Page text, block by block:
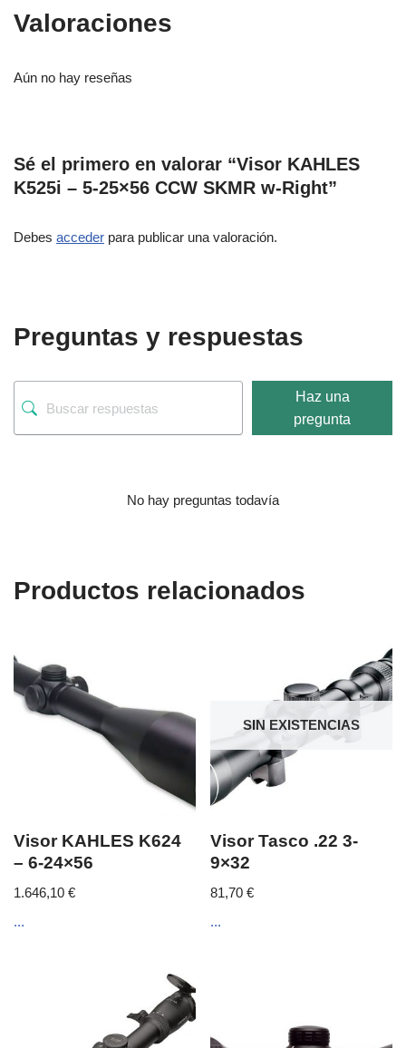
Valoraciones
Aún no hay reseñas
Sé el primero en valorar “Visor KAHLES
K525i – 5-25×56 CCW SKMR w-Right”
Debes acceder para publicar una valoración.
Preguntas y respuestas
Haz una
pregunta
No hay preguntas todavía
Productos relacionados
Visor KAHLES K624
– 6-24×56
1.646,10 €
...
SIN EXISTENCIAS
Visor Tasco .22 3-
9×32
81,70€
...